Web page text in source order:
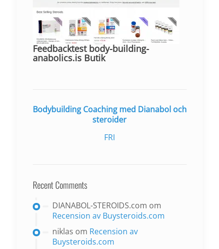
Feedbacktest body-building-
anabolics.is Butik
Bodybuilding Coaching med Dianabol och
steroider
FRI
Recent Comments
DIANABOL-STEROIDS.com om
Recension av Buysteroids.com
niklas om Recension av
Buysteroids.com